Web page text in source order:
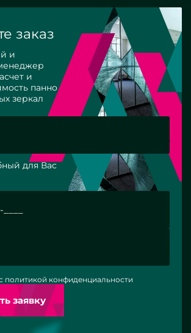
заказ
и
и
панно
зеркал
для Вас
заявку
политикой конфиденциальности